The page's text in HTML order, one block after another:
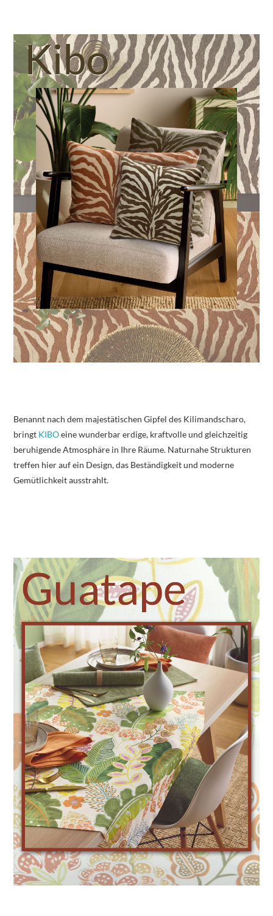
Benannt nach dem majestätischen Gipfel des Kilimandscharo,
bringt KIBOeine wunderbar erdige, kraftvolle und gleichzeitig
beruhigende Atmosphäre in Ihre Räume. Naturnahe Strukturen
treffen hier auf ein Design, das Beständigkeit und moderne
Gemütlichkeit ausstrahlt.